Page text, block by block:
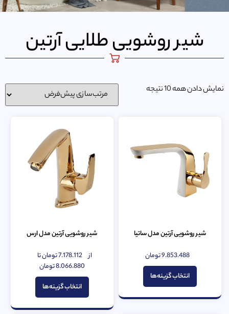
شیر روشویی طلایی آرتین
نمایش دادن همه 10 نتیجه
شیر روشویی آرتین مدل ساتیا
امتیاز
0
از
5
9.853.488تومان
انتخاب گزینه‌ها
شیر روشویی آرتین مدل ارس
امتیاز
0
از 7.178.112تومانتا
8.066.880تومان
انتخاب گزینه‌ها